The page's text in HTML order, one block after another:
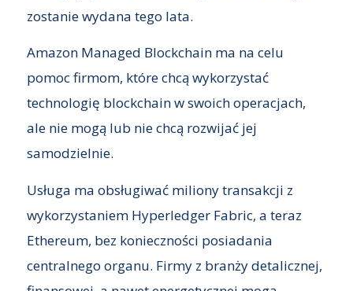
zostanie wydana tego lata.
Amazon Managed Blockchain ma na celu
pomoc firmom, które chcą wykorzystać
technologię blockchain w swoich operacjach,
ale nie mogą lub nie chcą rozwijać jej
samodzielnie.
Usługa ma obsługiwać miliony transakcji z
wykorzystaniem Hyperledger Fabric, a teraz
Ethereum, bez konieczności posiadania
centralnego organu. Firmy z branży detalicznej,